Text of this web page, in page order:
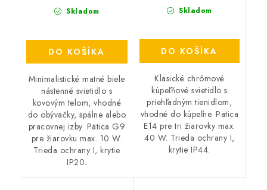
Skladom
DO KOŠÍKA
Minimalistické matné biele
nástenné svietidlo s
kovovým telom, vhodné
do obývačky, spálne alebo
pracovnej izby. Pätica G9
pre žiarovku max. 10 W.
Trieda ochrany I, krytie
IP20.
Skladom
DO KOŠÍKA
Klasické chrómové
kúpeľňové svietidlo s
priehľadným tienidlom,
vhodné do kúpeľne. Pätica
E14 pre tri žiarovky max.
40 W. Trieda ochrany I,
krytie IP44.